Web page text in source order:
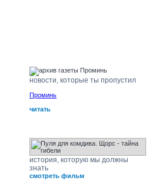
новости, которые ты пропустил
Проминь
читать
история, которую мы должны
знать
смотреть фильм